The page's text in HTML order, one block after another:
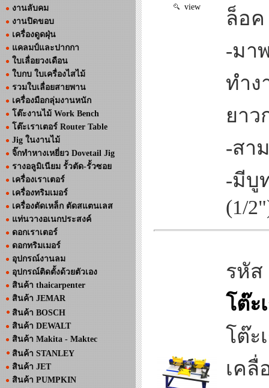
งานลับคม
งานปิดขอบ
เครื่องดูดฝุ่น
แคลมป์และปากกา
ใบเลื่อยวงเดือน
ใบกบ ใบเครื่องไสไม้
รวมใบเลื่อยสายพาน
เครื่องมือกลุ่มงานหนัก
โต๊ะงานไม้ Work Bench
โต๊ะเราเตอร์ Router Table
Jig ในงานไม้
จิ๊กทำหางเหยี่ยว Dovetail Jig
รางอลูมิเนียม รั้วตัด-รั้วซอย
เครื่องเราเตอร์
เครื่องทริมเมอร์
เครื่องตัดเหล็ก ตัดสแตนเลส
แท่นวางอเนกประสงค์
ดอกเราเตอร์
ดอกทริมเมอร์
อุปกรณ์งานลม
อุปกรณ์ติดตั้งด้วยตัวเอง
สินค้า thaicarpenter
สินค้า JEMAR
สินค้า BOSCH
สินค้า DEWALT
สินค้า Makita - Maktec
สินค้า STANLEY
สินค้า JET
สินค้า PUMPKIN
view
ล็อค
-มา
ทำง
ยาว
-สา
-มีบู
(1/
รหัส
โต๊ะ
โต๊ะ
เคลื่